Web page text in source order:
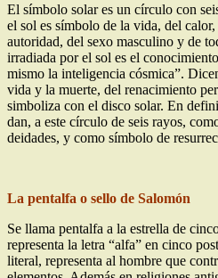
El símbolo solar es un círculo con
el sol es símbolo de la vida, del
autoridad, del sexo masculino y de
irradiada por el sol es el
mismo la inteligencia cósmica”.
vida y la muerte, del renacimiento
simboliza con el disco solar. En
dan, a este círculo de seis rayos,
deidades, y como símbolo de
La pentalfa o sello de Salomón
Se llama pentalfa a la estrella de
representa la letra “alfa” en cinco
literal, representa al hombre que